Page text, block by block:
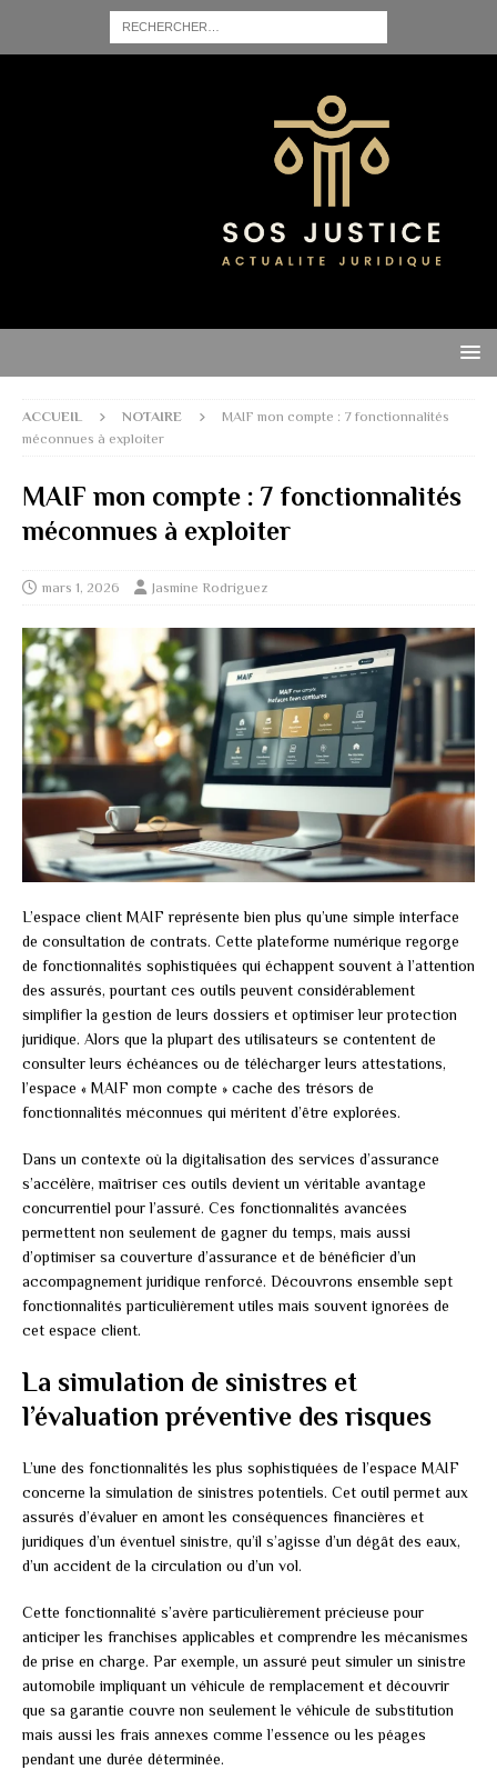
ACCUEIL NOTAIRE
MAIF mon compte : 7 fonctionnalités
méconnues à exploiter
MAIF mon compte : 7 fonctionnalités
méconnues à exploiter
mars 1, 2026 Jasmine Rodriguez
L’espace client MAIF représente bien plus qu’une simple interface
de consultation de contrats. Cette plateforme numérique regorge
de fonctionnalités sophistiquées qui échappent souvent à l’attention
des assurés, pourtant ces outils peuvent considérablement
simplifier la gestion de leurs dossiers et optimiser leur protection
juridique. Alors que la plupart des utilisateurs se contentent de
consulter leurs échéances ou de télécharger leurs attestations,
l’espace « MAIF mon compte » cache des trésors de
fonctionnalités méconnues qui méritent d’être explorées.
Dans un contexte où la digitalisation des services d’assurance
s’accélère, maîtriser ces outils devient un véritable avantage
concurrentiel pour l’assuré. Ces fonctionnalités avancées
permettent non seulement de gagner du temps, mais aussi
d’optimiser sa couverture d’assurance et de bénéficier d’un
accompagnement juridique renforcé. Découvrons ensemble sept
fonctionnalités particulièrement utiles mais souvent ignorées de
cet espace client.
La simulation de sinistres et
l’évaluation préventive des risques
L’une des fonctionnalités les plus sophistiquées de l’espace MAIF
concerne la simulation de sinistres potentiels. Cet outil permet aux
assurés d’évaluer en amont les conséquences financières et
juridiques d’un éventuel sinistre, qu’il s’agisse d’un dégât des eaux,
d’un accident de la circulation ou d’un vol.
Cette fonctionnalité s’avère particulièrement précieuse pour
anticiper les franchises applicables et comprendre les mécanismes
de prise en charge. Par exemple, un assuré peut simuler un sinistre
automobile impliquant un véhicule de remplacement et découvrir
que sa garantie couvre non seulement le véhicule de substitution
mais aussi les frais annexes comme l’essence ou les péages
pendant une durée déterminée.